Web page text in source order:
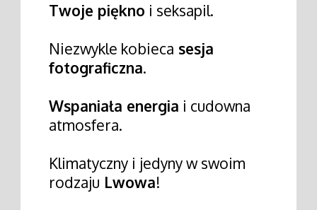
Twoje piękno i seksapil.
Niezwykle kobieca sesja
fotograficzna.
Wspaniała energia i cudowna
atmosfera.
Klimatyczny i jedyny w swoim
rodzaju Lwowa!